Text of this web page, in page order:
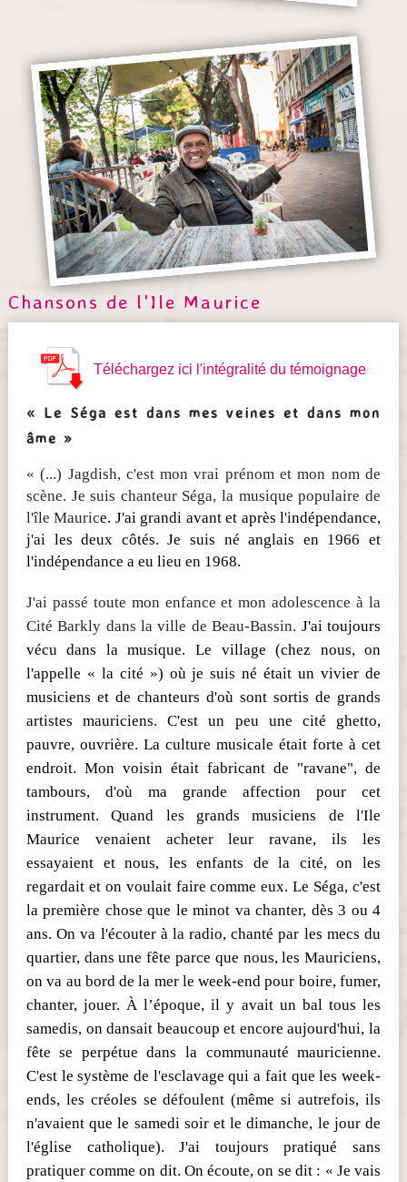
Chansons de l'Ile Maurice
Téléchargez ici l'intégralité du témoignage
« Le Séga est dans mes veines et dans mon
âme »
« (...) Jagdish, c'est mon vrai prénom et mon nom de
scène. Je suis chanteur Séga, la musique populaire de
l'île Maurice. J'ai grandi avant et après l'indépendance,
j'ai les deux côtés. Je suis né anglais en 1966 et
l'indépendance a eu lieu en 1968.
J'ai passé toute mon enfance et mon adolescence à la
Cité Barkly dans la ville de Beau-Bassin. J'ai toujours
vécu dans la musique. Le village (chez nous, on
l'appelle « la cité ») où je suis né était un vivier de
musiciens et de chanteurs d'où sont sortis de grands
artistes mauriciens. C'est un peu une cité ghetto,
pauvre, ouvrière. La culture musicale était forte à cet
endroit. Mon voisin était fabricant de "ravane", de
tambours, d'où ma grande affection pour cet
instrument. Quand les grands musiciens de l'Ile
Maurice venaient acheter leur ravane, ils les
essayaient et nous, les enfants de la cité, on les
regardait et on voulait faire comme eux. Le Séga, c'est
la première chose que le minot va chanter, dès 3 ou 4
ans. On va l'écouter à la radio, chanté par les mecs du
quartier, dans une fête parce que nous, les Mauriciens,
on va au bord de la mer le week-end pour boire, fumer,
chanter, jouer. À l’époque, il y avait un bal tous les
samedis, on dansait beaucoup et encore aujourd'hui, la
fête se perpétue dans la communauté mauricienne.
C'est le système de l'esclavage qui a fait que les week-
ends, les créoles se défoulent (même si autrefois, ils
n'avaient que le samedi soir et le dimanche, le jour de
l'église catholique). J'ai toujours pratiqué sans
pratiquer comme on dit. On écoute, on se dit : « Je vais